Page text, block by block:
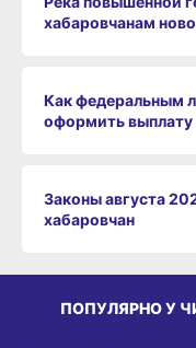
хабаровчанам
Как федеральным
оформить выплату
Законы августа
хабаровчан
ПОПУЛЯРНО У